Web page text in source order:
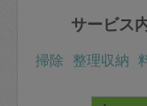
サービス
掃除 整理収納